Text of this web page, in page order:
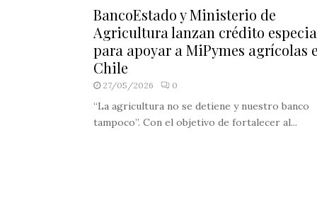
BancoEstado y Ministerio de
Agricultura lanzan crédito
para apoyar a MiPymes agrícolas
Chile
27/05/2026 0
“La agricultura no se detiene y nuestro banco
tampoco”. Con el objetivo de fortalecer al...